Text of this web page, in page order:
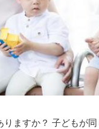
ますか？ 子どもが